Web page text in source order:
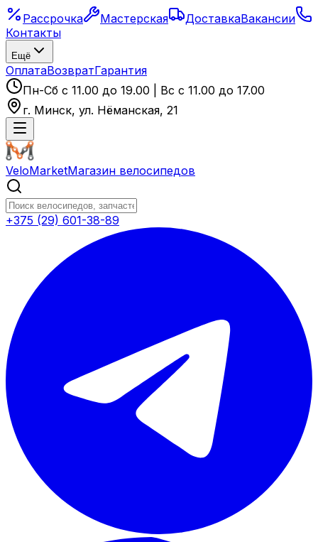
Рассрочка Мастерская ДоставкаВакансии
Контакты
Ещё
ОплатаВозвратГарантия
Пн-Сб с 11.00 до 19.00 | Вс с 11.00 до 17.00
г. Минск, ул. Нёманская, 21
VeloMarketМагазин велосипедов
+375 (29) 601-38-89